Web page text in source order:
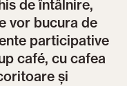
de întâlnire,
vor bucura de
participative
café, cu cafea
și